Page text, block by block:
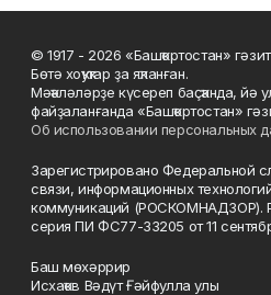
© 1917 - 2026 «Башҡортостан»
Бөтә хоҡуҡтар ҙа яҡланған.
Мәҡәләләрҙе күсереп баҫҡанда, йә
файҙаланғанда «Башҡортостан»
Об использовании персональных
Зарегистрировано Федеральной
связи, информационных
коммуникаций (РОСКОМНАДЗОР).
серия ПИ ФС77-33205 от 11
Баш мөхәррир
Исхаҡов Вәдүт Ғәйфулла улы